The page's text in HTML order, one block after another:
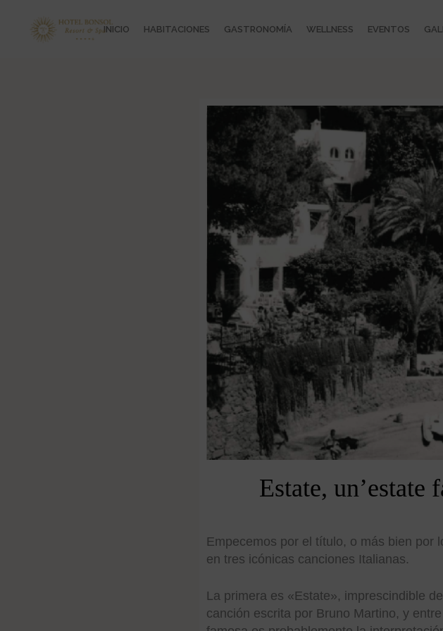
INICIO HABITACIONES GASTRONOMÍA WELLNESS EVENTOS
Estate,
Empecemos por el título, o más bien por
en tres icónicas canciones Italianas.
La primera es «Estate», imprescindible
canción escrita por Bruno Martino, y